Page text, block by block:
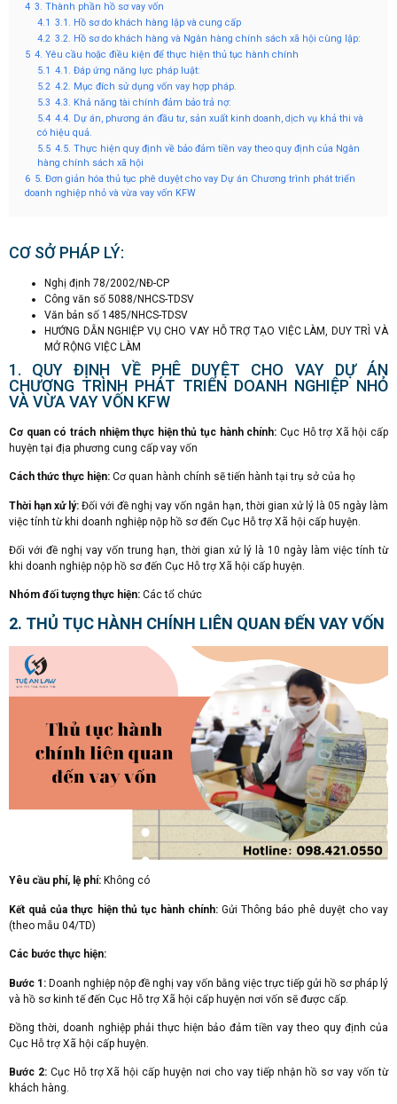
4 3. Thành phần hồ sơ vay vốn
4.1 3.1. Hồ sơ do khách hàng lập và cung cấp
4.2 3.2. Hồ sơ do khách hàng và Ngân hàng chính sách xã hội cùng lập:
5 4. Yêu cầu hoặc điều kiện để thực hiện thủ tục hành chính
5.1 4.1. Đáp ứng năng lực pháp luật:
5.2 4.2. Mục đích sử dụng vốn vay hợp pháp.
5.3 4.3. Khả năng tài chính đảm bảo trả nợ:
5.4 4.4. Dự án, phương án đầu tư, sản xuất kinh doanh, dịch vụ khả thi và
có hiệu quả.
5.5 4.5. Thực hiện quy định về bảo đảm tiền vay theo quy định của Ngân
hàng chính sách xã hội
6 5. Đơn giản hóa thủ tục phê duyệt cho vay Dự án Chương trình phát triển
doanh nghiệp nhỏ và vừa vay vốn KFW
CƠ SỞ PHÁP LÝ:
Nghị định 78/2002/NĐ-CP
Công văn số 5088/NHCS-TDSV
Văn bản số 1485/NHCS-TDSV
HƯỚNG DẪN NGHIỆP VỤ CHO VAY HỖ TRỢ TẠO VIỆC LÀM, DUY TRÌ VÀ
MỞ RỘNG VIỆC LÀM
1. QUY ĐỊNH VỀ PHÊ DUYỆT CHO VAY DỰ ÁN
CHƯƠNG TRÌNH PHÁT TRIỂN DOANH NGHIỆP NHỎ
VÀ VỪA VAY VỐN KFW
Cơ quan có trách nhiệm thực hiện thủ tục hành chính: Cục Hỗ trợ Xã hội cấp
huyện tại địa phương cung cấp vay vốn
Cách thức thực hiện: Cơ quan hành chính sẽ tiến hành tại trụ sở của họ
Thời hạn xử lý: Đối với đề nghị vay vốn ngắn hạn, thời gian xử lý là 05 ngày làm
việc tính từ khi doanh nghiệp nộp hồ sơ đến Cục Hỗ trợ Xã hội cấp huyện.
Đối với đề nghị vay vốn trung hạn, thời gian xử lý là 10 ngày làm việc tính từ
khi doanh nghiệp nộp hồ sơ đến Cục Hỗ trợ Xã hội cấp huyện.
Nhóm đối tượng thực hiện: Các tổ chức
2. THỦ TỤC HÀNH CHÍNH LIÊN QUAN ĐẾN VAY VỐN
Yêu cầu phí, lệ phí: Không có
Kết quả của thực hiện thủ tục hành chính: Gửi Thông báo phê duyệt cho vay
(theo mẫu 04/TD)
Các bước thực hiện:
Bước 1: Doanh nghiệp nộp đề nghị vay vốn bằng việc trực tiếp gửi hồ sơ pháp lý
và hồ sơ kinh tế đến Cục Hỗ trợ Xã hội cấp huyện nơi vốn sẽ được cấp.
Đồng thời, doanh nghiệp phải thực hiện bảo đảm tiền vay theo quy định của
Cục Hỗ trợ Xã hội cấp huyện.
Bước 2:Cục Hỗ trợ Xã hội cấp huyện nơi cho vay tiếp nhận hồ sơ vay vốn từ
khách hàng.